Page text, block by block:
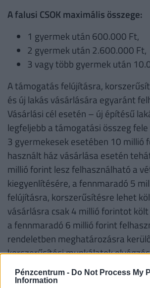
Pénzcentrum - Do Not Process My
Information
A falusi CSOK maximális összege:
1 gyermek után 600.000 Ft,
2 gyermek után 2.600.000 Ft,
3 vagy több gyermek után
A támogatás felújításra,
és új lakás vásárlására egyaránt
Vásárlási cél esetén – új építésű
legfeljebb a támogatási összeg
3 gyermekesek esetében 10 millió
használt ház vásárlása esetén
millió forint lesz felhasználható a
kiegyenlítésére, a fennmaradó 5
felújításra, korszerűsítésre lehet
vásárlásra csak 4 millió forintot költ
a fennmaradó 6 millió forint
rendeletben meghatározásra
korszerűsítési munkálatok
Amennyiben a támogatott
korszerűsítésre szeretnék